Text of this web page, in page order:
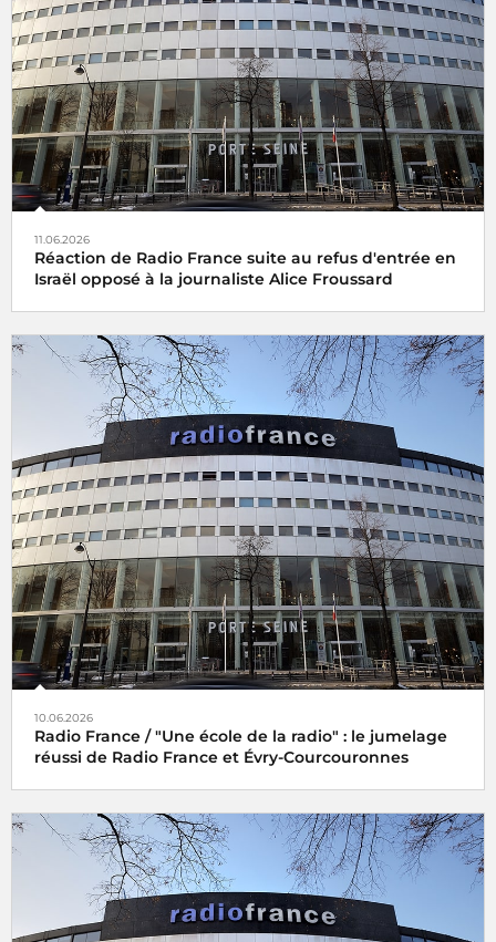
11.06.2026
Réaction de Radio France suite au refus d'entrée en
Israël opposé à la journaliste Alice Froussard
10.06.2026
Radio France / "Une école de la radio" : le jumelage
réussi de Radio France et Évry-Courcouronnes